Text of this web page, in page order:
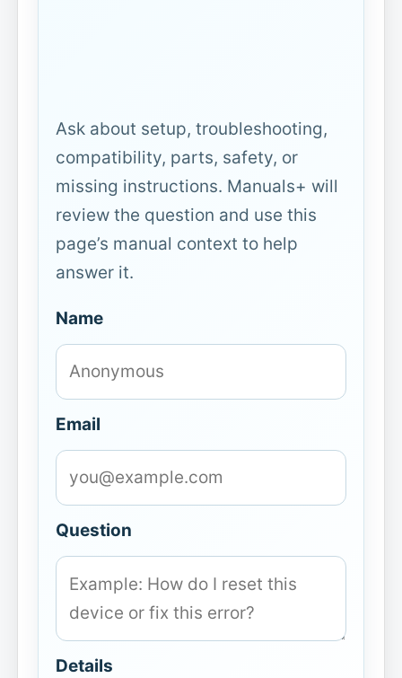
Ask about setup, troubleshooting,
compatibility, parts, safety, or
missing instructions. Manuals+ will
review the question and use this
page’s manual context to help
answer it.
Name
Email
Question
Details